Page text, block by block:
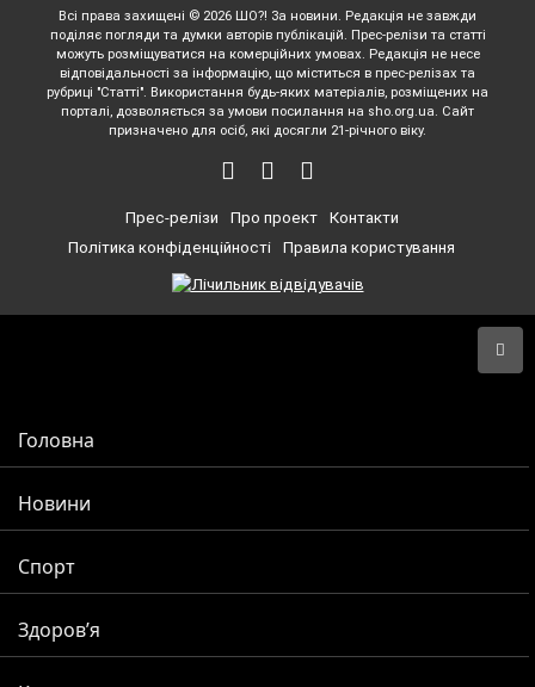
Всі права захищені © 2026 ШО?! За новини. Редакція не завжди
поділяє погляди та думки авторів публікацій. Прес-релізи та статті
можуть розміщуватися на комерційних умовах. Редакція не несе
відповідальності за інформацію, що міститься в прес-релізах та
рубриці "Статті". Використання будь-яких матеріалів, розміщених на
порталі, дозволяється за умови посилання на sho.org.ua. Сайт
призначено для осіб, які досягли 21-річного віку.
Прес-релізи Про проект
Контакти
Політика конфіденційності
Правила користування
Головна
Новини
Спорт
Здоров’я